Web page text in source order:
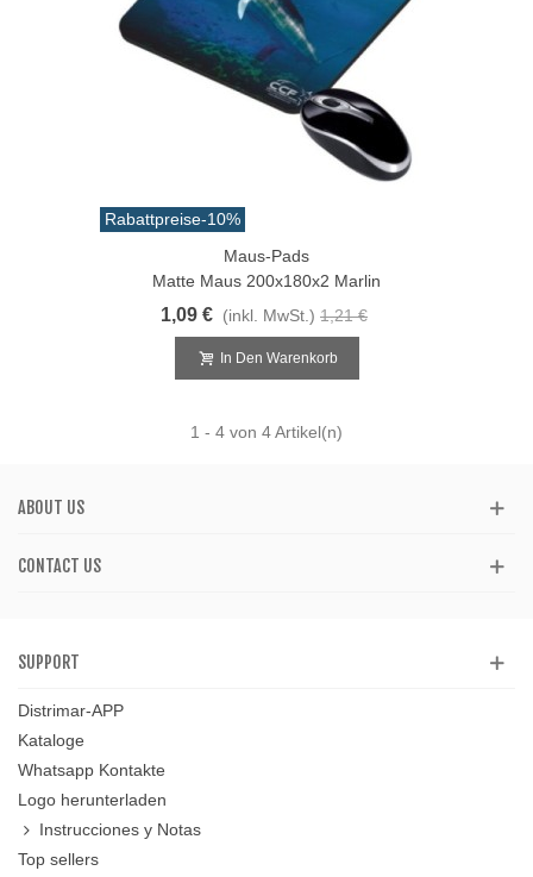
Rabattpreise-10%
Maus-Pads
Matte Maus 200x180x2 Marlin
1,09 € (inkl. MwSt.) 1,21 €
In Den Warenkorb
1 - 4 von 4 Artikel(n)
ABOUT US
CONTACT US
SUPPORT
Distrimar-APP
Kataloge
Whatsapp Kontakte
Logo herunterladen
Instrucciones y Notas
Top sellers